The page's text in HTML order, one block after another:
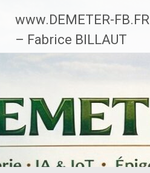
contenu
principal
www.DEMETER-FB.FR
– Fabrice BILLAUT